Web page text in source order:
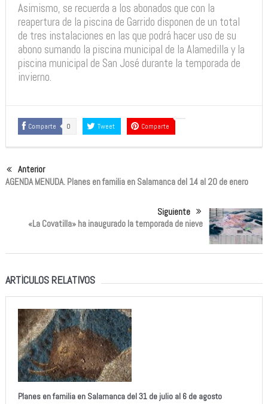
Asimismo, se recuerda a los abonados que con la
reapertura de la piscina de Garrido disponen de un total
de tres instalaciones en las que podrá hacer uso de su
abono sumando la piscina municipal de la Alamedilla y la
piscina municipal de San José durante la temporada de
invierno.
Comparte 0 Tweet Comparte
Anterior
AGENDA MENUDA. Planes en familia en Salamanca del 14 al 20 de enero
Siguiente
«La Covatilla» ha inaugurado la temporada de nieve
ARTÍCULOS RELATIVOS
Planes en familia en Salamanca del 31 de julio al 6 de agosto